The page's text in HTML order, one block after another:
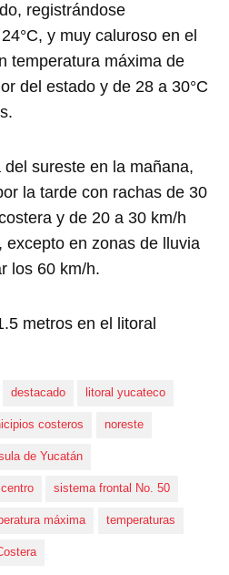
registrándose
y muy caluroso en el
temperatura máxima de
del estado y de 28 a 30°C
sureste en la mañana,
la tarde con rachas de 30
y de 20 a 30 km/h
excepto en zonas de lluvia
los 60 km/h.
metros en el litoral
destacado litoral yucateco
costeros noreste
de Yucatán
sistema frontal No. 50
máxima temperaturas